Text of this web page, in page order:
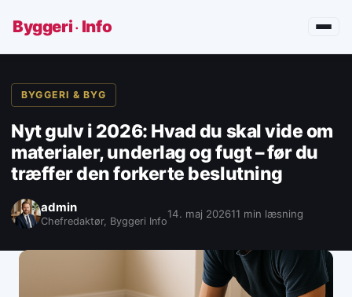
Byggeri· Info
BYGGERI & BYG
Nyt gulv i 2026: Hvad du skal vide om
materialer, underlag og fugt – før du
træffer den forkerte beslutning
admin
Chefredaktør, Byggeri Info
14. maj 202611 min læsning